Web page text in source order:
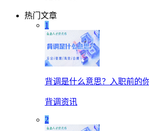
热门文章
1
背调是什么意思？入职前的
背调资讯
2